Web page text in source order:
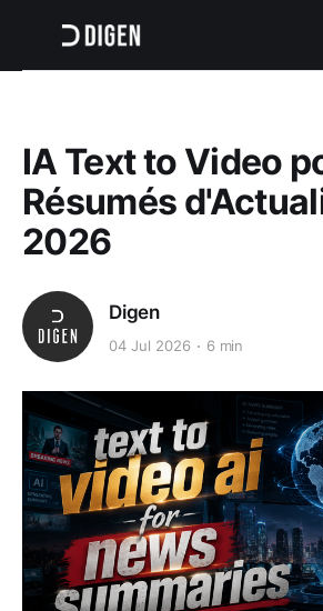
IA Text to Video
Résumés
2026
Digen
04 Jul 2026 6 min